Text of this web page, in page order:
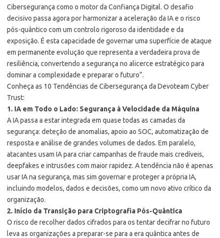
Cibersegurança como o motor da Confiança Digital. O desafio
decisivo passa agora por harmonizar a aceleração da IA e o risco
pós-quântico com um controlo rigoroso da identidade e da
exposição. É esta capacidade de governar uma superfície de ataque
em permanente evolução que representa a verdadeira prova de
resiliência, convertendo a segurança no alicerce estratégico para
dominar a complexidade e preparar o futuro”.
Conheça as 10 Tendências de Cibersegurança da Devoteam Cyber
Trust:
1. IA em Todo o Lado: Segurança à Velocidade da Máquina
A IA passa a estar integrada em quase todas as camadas da
segurança: deteção de anomalias, apoio ao SOC, automatização de
resposta e análise de grandes volumes de dados. Em paralelo,
atacantes usam IA para criar campanhas de fraude mais credíveis,
deepfakes e intrusões com maior rapidez. A tendência não é apenas
usar IA na segurança, mas sim governar e proteger a própria IA,
incluindo modelos, dados e decisões, como um novo ativo crítico da
organização.
2. Início da Transição para Criptografia Pós-Quântica
O risco de recolher dados cifrados para os tentar decifrar no futuro
leva as organizações a preparar-se para a era quântica antes de